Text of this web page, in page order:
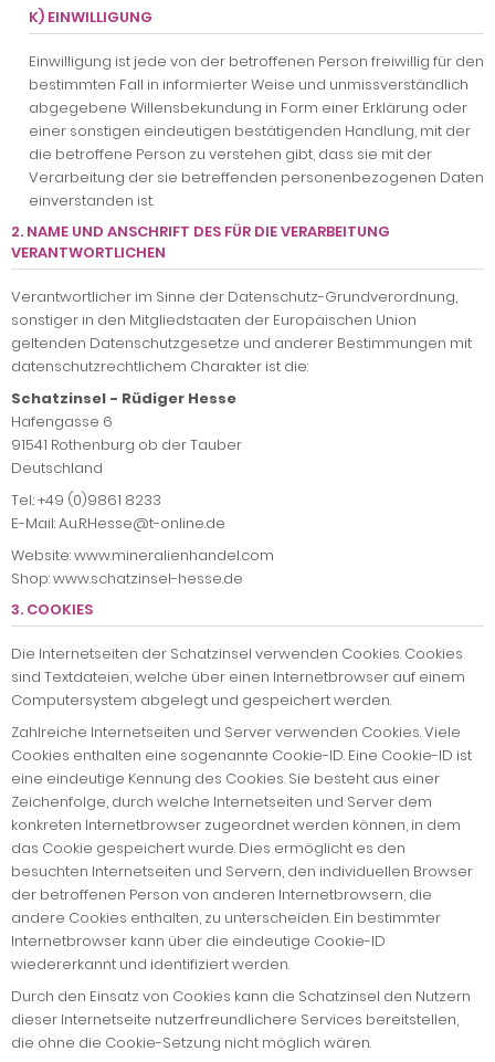
K) EINWILLIGUNG
Einwilligung ist jede von der betroffenen Person freiwillig für den
bestimmten Fall in informierter Weise und unmissverständlich
abgegebene Willensbekundung in Form einer Erklärung oder
einer sonstigen eindeutigen bestätigenden Handlung, mit der
die betroffene Person zu verstehen gibt, dass sie mit der
Verarbeitung der sie betreffenden personenbezogenen Daten
einverstanden ist.
2. NAME UND ANSCHRIFT DES FÜR DIE VERARBEITUNG
VERANTWORTLICHEN
Verantwortlicher im Sinne der Datenschutz-Grundverordnung,
sonstiger in den Mitgliedstaaten der Europäischen Union
geltenden Datenschutzgesetze und anderer Bestimmungen mit
datenschutzrechtlichem Charakter ist die:
Schatzinsel - Rüdiger Hesse
Hafengasse 6
91541 Rothenburg ob der Tauber
Deutschland
Tel.: +49 (0)9861 8233
E-Mail: A.u.R.Hesse@t-online.de
Website: www.mineralienhandel.com
Shop: www.schatzinsel-hesse.de
3. COOKIES
Die Internetseiten der Schatzinsel verwenden Cookies. Cookies
sind Textdateien, welche über einen Internetbrowser auf einem
Computersystem abgelegt und gespeichert werden.
Zahlreiche Internetseiten und Server verwenden Cookies. Viele
Cookies enthalten eine sogenannte Cookie-ID. Eine Cookie-ID ist
eine eindeutige Kennung des Cookies. Sie besteht aus einer
Zeichenfolge, durch welche Internetseiten und Server dem
konkreten Internetbrowser zugeordnet werden können, in dem
das Cookie gespeichert wurde. Dies ermöglicht es den
besuchten Internetseiten und Servern, den individuellen Browser
der betroffenen Person von anderen Internetbrowsern, die
andere Cookies enthalten, zu unterscheiden. Ein bestimmter
Internetbrowser kann über die eindeutige Cookie-ID
wiedererkannt und identifiziert werden.
Durch den Einsatz von Cookies kann die Schatzinsel den Nutzern
dieser Internetseite nutzerfreundlichere Services bereitstellen,
die ohne die Cookie-Setzung nicht möglich wären.